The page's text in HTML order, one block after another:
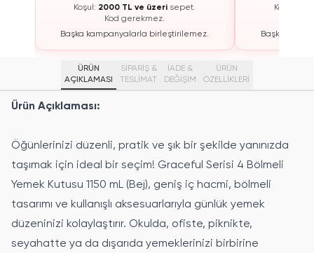
Koşul: 2000 TL ve üzeri sepet.
Kod gerekmez.
Başka kampanyalarla birleştirilemez.
Koşul:
Başka
ÜRÜN
AÇIKLAMASI
SİPARİŞ &
TESLİMAT
İADE &
DEĞİŞİM
ÜRÜN
ÖZELLIKLERI
Ürün Açıklaması:
Öğünlerinizi düzenli, pratik ve şık bir şekilde yanınızda
taşımak için ideal bir seçim! Graceful Serisi 4 Bölmeli
Yemek Kutusu 1150 mL (Bej), geniş iç hacmi, bölmeli
tasarımı ve kullanışlı aksesuarlarıyla günlük yemek
düzeninizi kolaylaştırır. Okulda, ofiste, piknikte,
seyahatte ya da dışarıda yemeklerinizi birbirine